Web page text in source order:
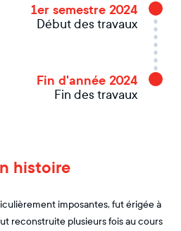
1er semestre 2024
Début des travaux
Fin d'année 2024
Fin des travaux
histoire
imposantes, fut érigée à
reconstruite plusieurs fois au cours